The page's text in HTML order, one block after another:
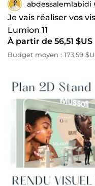
abdessalemlabidi
Je vais réaliser vos
Lumion 11
À partir de 56,51 $US
Budget moyen : 173,59